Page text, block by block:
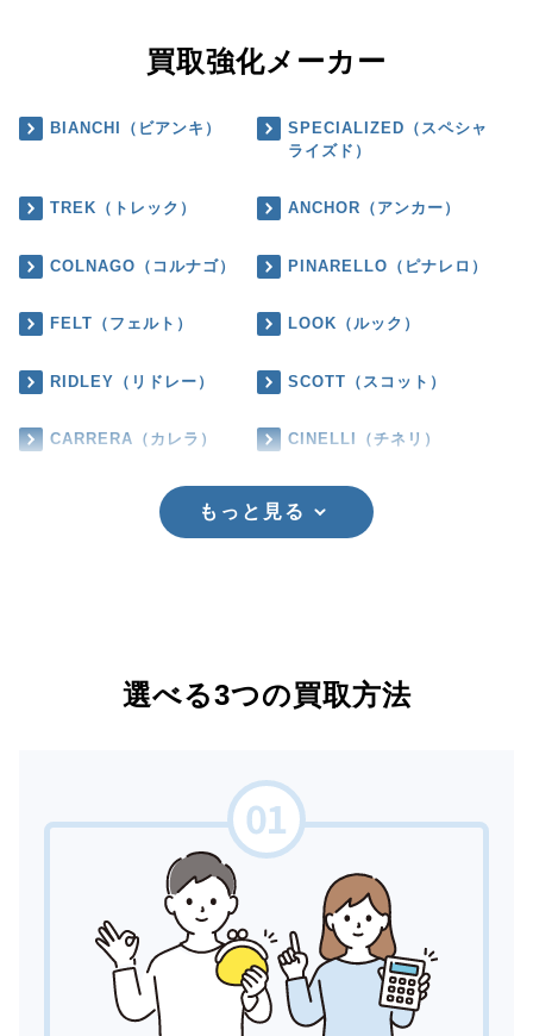
買取強化メーカー
BIANCHI（ビアンキ）
SPECIALIZED（スペシャ
ライズド）
TREK（トレック） ANCHOR（アンカー）
COLNAGO（コルナゴ） PINARELLO（ピナレロ）
FELT（フェルト） LOOK（ルック）
RIDLEY（リドレー） SCOTT（スコット）
CARRERA（カレラ） CINELLI（チネリ）
もっと見る
選べる3つの買取方法